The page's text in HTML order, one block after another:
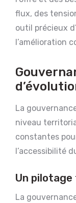
flux, des
outil précieux
l’amélioration
La
niveau
constantes
l’accessibilité
Un
La